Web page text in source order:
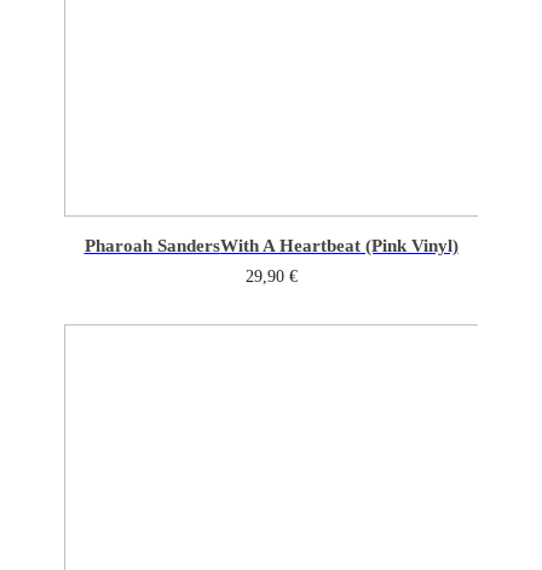
Pharoah SandersWith A Heartbeat (Pink Vinyl)
29,90 €